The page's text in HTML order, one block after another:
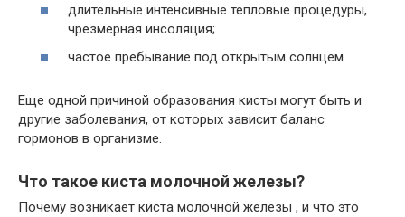
длительные интенсивные тепловые процедуры,
чрезмерная инсоляция;
частое пребывание под открытым солнцем.
Еще одной причиной образования кисты могут быть и
другие заболевания, от которых зависит баланс
гормонов в организме.
Что такое киста молочной железы?
Почему возникает киста молочной железы , и что это